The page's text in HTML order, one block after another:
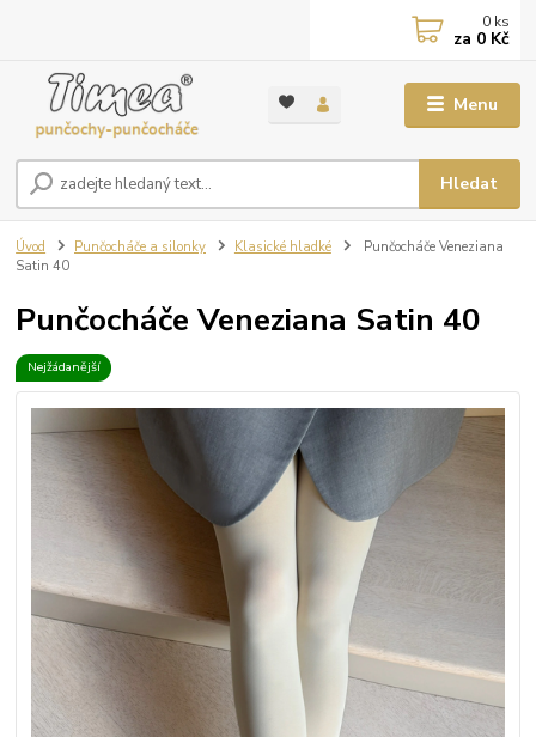
Menu
Hledat
0 ks
za 0 Kč
Úvod Punčocháče a silonky Klasické hladké
Punčocháče Veneziana
Satin 40
Punčocháče Veneziana Satin 40
Nejžádanější